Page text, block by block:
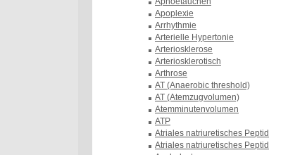
Apoplexie
Arrhythmie
Arterielle Hypertonie
Arteriosklerose
Arteriosklerotisch
Arthrose
AT (Anaerobic threshold)
AT (Atemzugvolumen)
Atemminutenvolumen
ATP
Atriales natriuretisches Peptid
Atriales natriuretisches Peptid